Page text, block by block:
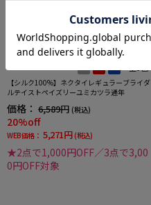
【シルク100%】ネクタイレギュラーブライダ
ルテイストペイズリーユミカツラ通年
価格： 6,589円 (税込)
20%off
WEB価格： 5,271円 (税込)
★2点で1,000円OFF／3点で3,00
0円OFF対象